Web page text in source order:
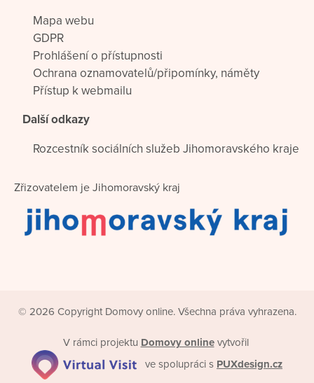
Mapa webu
GDPR
Prohlášení o přístupnosti
Ochrana oznamovatelů/připomínky, náměty
Přístup k webmailu
Další odkazy
Rozcestník sociálních služeb Jihomoravského kraje
Zřizovatelem je Jihomoravský kraj
© 2026 Copyright Domovy online. Všechna práva vyhrazena.
V rámci projektu Domovy onlinevytvořil
ve spolupráci s PUXdesign.cz